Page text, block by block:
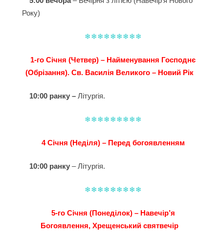
Року)
❄❄❄❄❄❄❄❄❄
1-го Січня (Четвер) – Найменування Господнє
(Обрізання). Св. Василія Великого – Новий Рік
10:00 ранку –Літургія.
❄❄❄❄❄❄❄❄❄
4 Січня (Неділя) – Перед богоявленням
10:00 ранку– Літургія.
❄❄❄❄❄❄❄❄❄
5-го Січня (Понеділок) – Навечір’я
Богоявлення, Хрещенський святвечір